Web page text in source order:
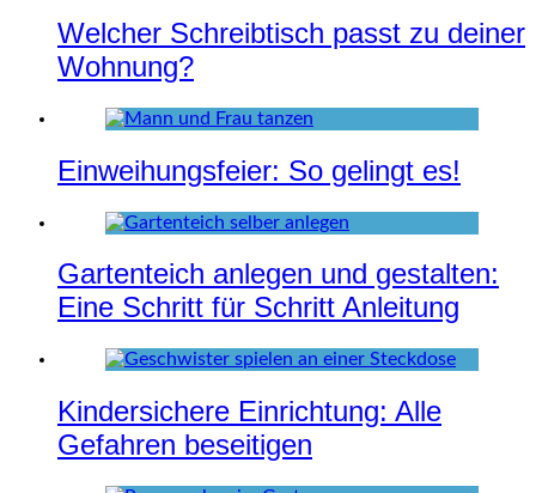
Welcher Schreibtisch passt zu deiner
Wohnung?
Einweihungsfeier: So gelingt es!
Gartenteich anlegen und gestalten:
Eine Schritt für Schritt Anleitung
Kindersichere Einrichtung: Alle
Gefahren beseitigen